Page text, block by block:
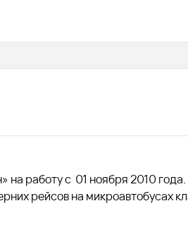
на работу с 01 ноября 2010
рейсов на микроавтобусах